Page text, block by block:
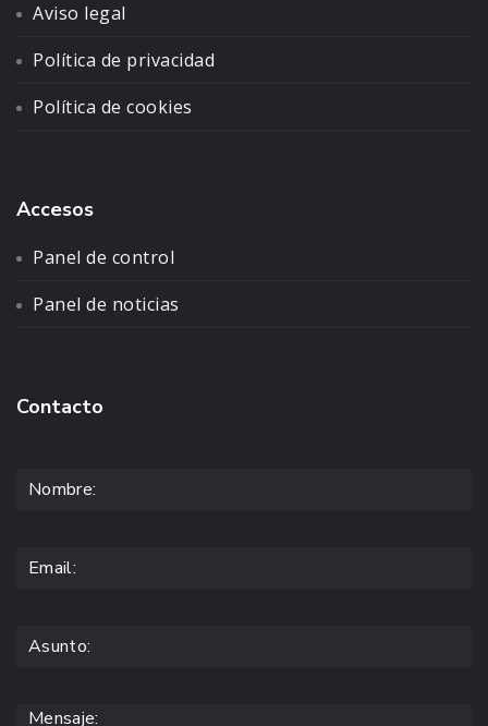
Aviso legal
Política de privacidad
Política de cookies
Accesos
Panel de control
Panel de noticias
Contacto